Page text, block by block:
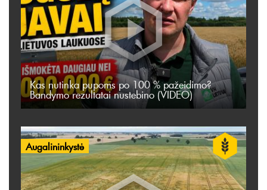
Kas nutinka pupoms po 100 % pažeidimo?
Bandymo rezultatai nustebino (VIDEO)
Augalininkystė